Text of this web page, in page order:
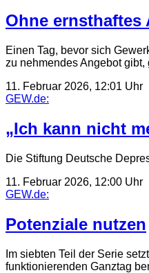
Ohne
Einen Tag, bevor sich
zu nehmendes Angebot gibt,
11. Februar 2026, 12:01 Uhr
GEW.de:
„Ich kann nicht
Die Stiftung Deutsche
11. Februar 2026, 12:00 Uhr
GEW.de:
Potenziale nutzen
Im siebten Teil der Serie
funktionierenden Ganztag